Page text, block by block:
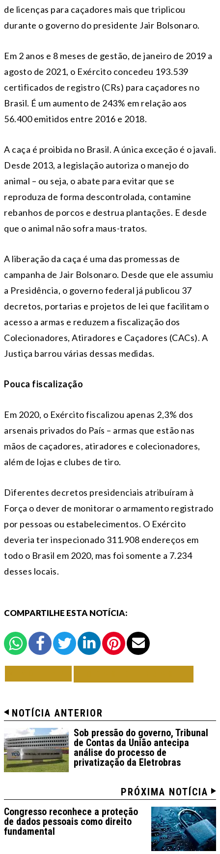
de licenças para caçadores mais que triplicou
durante o governo do presidente Jair Bolsonaro.
Em 2 anos e 8 meses de gestão, de janeiro de 2019 a
agosto de 2021, o Exército concedeu 193.539
certificados de registro (CRs) para caçadores no
Brasil. É um aumento de 243% em relação aos
56.400 emitidos entre 2016 e 2018.
A caça é proibida no Brasil. A única exceção é o javali.
Desde 2013, a legislação autoriza o manejo do
animal – ou seja, o abate para evitar que se
reproduza de forma descontrolada, contamine
rebanhos de porcos e destrua plantações. E desde
que o animal não sofra maus-tratos.
A liberação da caça é uma das promessas de
campanha de Jair Bolsonaro. Desde que ele assumiu
a Presidência, o governo federal já publicou 37
decretos, portarias e projetos de lei que facilitam o
acesso a armas e reduzem a fiscalização dos
Colecionadores, Atiradores e Caçadores (CACs). A
Justiça barrou várias dessas medidas.
Pouca fiscalização
Em 2020, o Exército fiscalizou apenas 2,3% dos
arsenais privados do País – armas que estão nas
mãos de caçadores, atiradores e colecionadores,
além de lojas e clubes de tiro.
Diferentes decretos presidenciais atribuíram à
Força o dever de monitorar o armamento registrado
por pessoas ou estabelecimentos. O Exército
deveria ter inspecionado 311.908 endereços em
todo o Brasil em 2020, mas foi somente a 7.234
desses locais.
COMPARTILHE ESTA NOTÍCIA:
NOTÍCIA ANTERIOR
Sob pressão do governo, Tribunal
de Contas da União antecipa
análise do processo de
privatização da Eletrobras
PRÓXIMA NOTÍCIA
Congresso reconhece a proteção
de dados pessoais como direito
fundamental